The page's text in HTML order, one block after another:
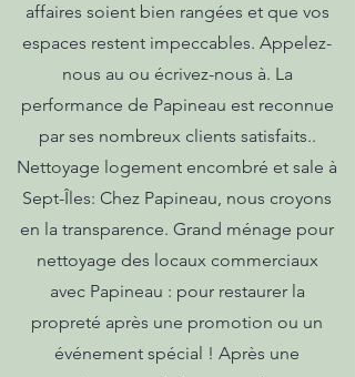
affaires soient bien rangées et que vos
espaces restent impeccables. Appelez-
nous au ou écrivez-nous à. La
performance de Papineau est reconnue
par ses nombreux clients satisfaits..
Nettoyage logement encombré et sale à
Sept-Îles: Chez Papineau, nous croyons
en la transparence. Grand ménage pour
nettoyage des locaux commerciaux
avec Papineau : pour restaurer la
propreté après une promotion ou un
événement spécial ! Après une